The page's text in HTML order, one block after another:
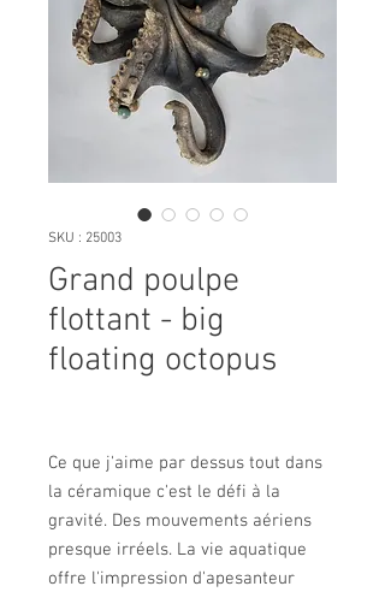
SKU : 25003
Grand poulpe
flottant - big
floating octopus
Ce que j'aime par dessus tout dans
la céramique c'est le défi à la
gravité. Des mouvements aériens
presque irréels. La vie aquatique
offre l'impression d'apesanteur